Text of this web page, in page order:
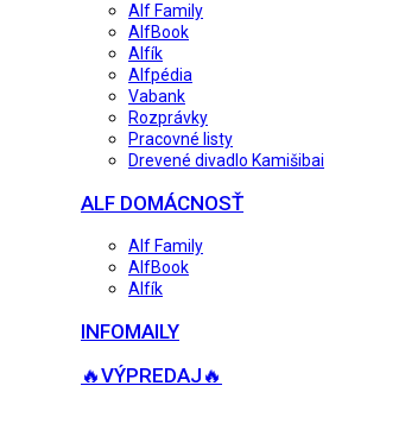
Alf Family
AlfBook
Alfík
Alfpédia
Vabank
Rozprávky
Pracovné listy
Drevené divadlo Kamišibai
ALF DOMÁCNOSŤ
Alf Family
AlfBook
Alfík
INFOMAILY
🔥VÝPREDAJ🔥